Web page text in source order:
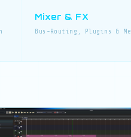
Mixer & FX
Bus-Routing, Plugins &